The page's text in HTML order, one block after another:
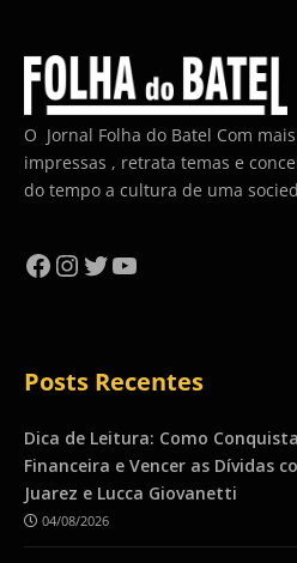
O Jornal Folha do Batel Com
impressas , retrata temas e
do tempo a cultura de uma
Facebook
Instagram
Twitter
YouTube
Posts Recentes
Dica de Leitura: Como
Financeira e Vencer as Dívidas
Juarez e Lucca Giovanetti
04/08/2026